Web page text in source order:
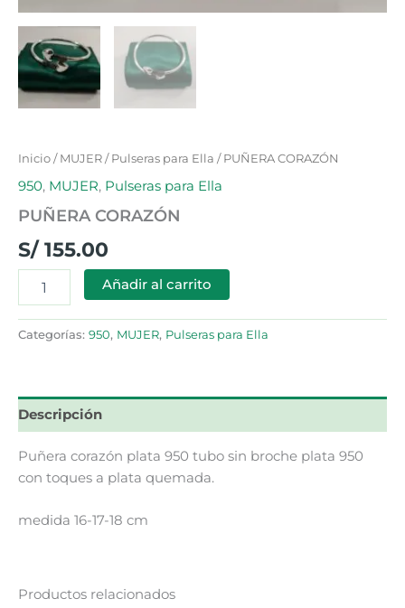
Inicio/MUJER/Pulseras para Ella / PUÑERA CORAZÓN
950, MUJER, Pulseras para Ella
PUÑERA CORAZÓN
S/155.00
Añadir al carrito
Categorías: 950, MUJER, Pulseras para Ella
Descripción
Puñera corazón plata 950 tubo sin broche plata 950
con toques a plata quemada.
medida 16-17-18 cm
Productos relacionados